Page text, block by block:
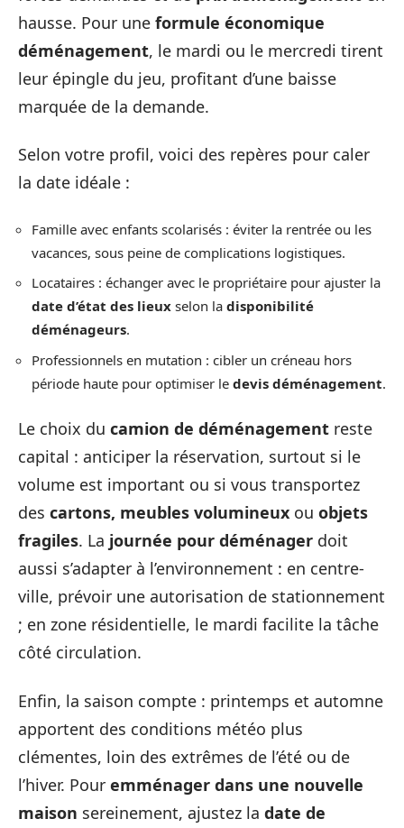
hausse. Pour une formule économique
déménagement, le mardi ou le mercredi tirent
leur épingle du jeu, profitant d’une baisse
marquée de la demande.
Selon votre profil, voici des repères pour caler
la date idéale :
Famille avec enfants scolarisés : éviter la rentrée ou les
vacances, sous peine de complications logistiques.
Locataires : échanger avec le propriétaire pour ajuster la
date d’état des lieux selon la disponibilité
déménageurs.
Professionnels en mutation : cibler un créneau hors
période haute pour optimiser le devis déménagement.
Le choix du camion de déménagement reste
capital : anticiper la réservation, surtout si le
volume est important ou si vous transportez
des cartons, meubles volumineux ou objets
fragiles. La journée pour déménager doit
aussi s’adapter à l’environnement : en centre-
ville, prévoir une autorisation de stationnement
; en zone résidentielle, le mardi facilite la tâche
côté circulation.
Enfin, la saison compte : printemps et automne
apportent des conditions météo plus
clémentes, loin des extrêmes de l’été ou de
l’hiver. Pour emménager dans une nouvelle
maison sereinement, ajustez la date de